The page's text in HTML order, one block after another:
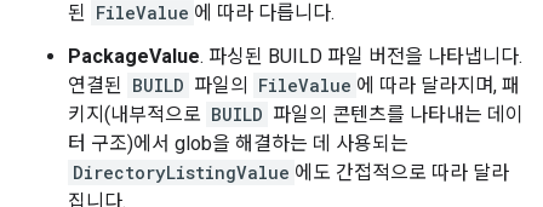
된 FileValue 에 따라 다릅니다.
PackageValue. 파싱된 BUILD 파일 버전을 나타냅니다.
연결된 BUILD 파일의 FileValue 에 따라 달라지며, 패
키지(내부적으로 BUILD 파일의 콘텐츠를 나타내는 데이
터 구조)에서 glob을 해결하는 데 사용되는
DirectoryListingValue 에도 간접적으로 따라 달라
집니다.